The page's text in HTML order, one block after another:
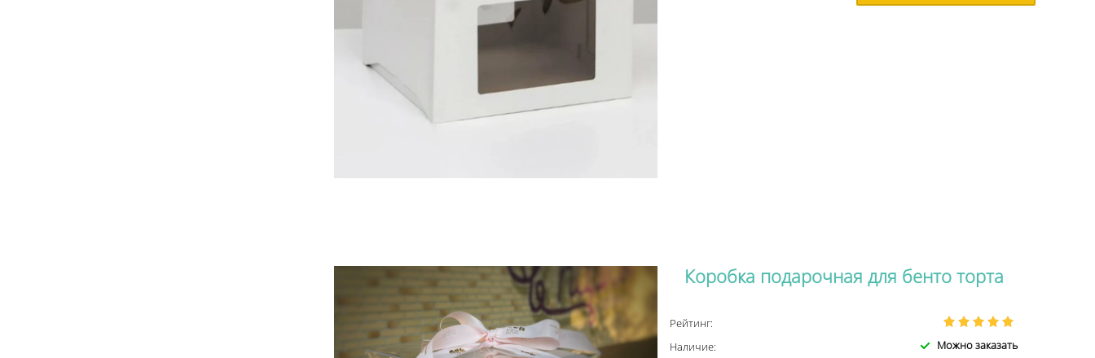
Коробка подарочная для бенто торта
Рейтинг:
Наличие:
Можно заказать